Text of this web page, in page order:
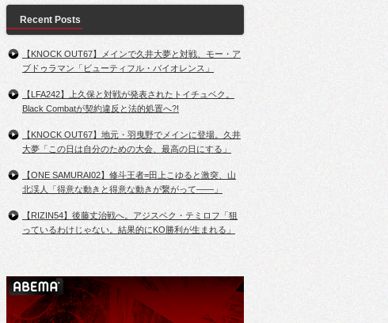
Recent Posts
【KNOCK OUT67】メインで久井大夢と対戦、モー・ア
ブドゥラマン「ビューティフル・バイオレンス」
【LFA242】上久保と対戦が発表されたトイチュベク。
Black Combatが契約違反と法的処置へ?!
【KNOCK OUT67】地元・羽曳野でメインに登場。久井
大夢「この日は自分のための大会、最高の日にする」
【ONE SAMURAI02】修斗王者=田上こゆると激突、山
北渓人「得意な動きと得意な動きが繋がって――」
【RIZIN54】後藤丈治戦へ。アジスベク・テミロフ「狙
っているわけじゃない。結果的にKO勝利が生まれる」